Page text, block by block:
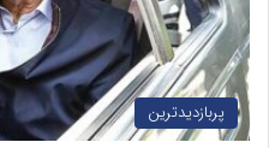
پربازدیدترین